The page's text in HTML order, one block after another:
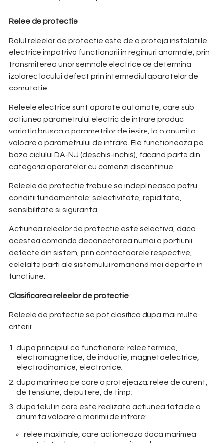
Relee de protectie
Rolul releelor de protectie este de a proteja instalatiile
electrice impotriva functionarii in regimuri anormale, prin
transmiterea unor semnale electrice ce determina
izolarea locului defect prin intermediul aparatelor de
comutatie.
Releele electrice sunt aparate automate, care sub
actiunea parametrului electric de intrare produc
variatia brusca a parametrilor de iesire, la o anumita
valoare a parametrului de intrare. Ele functioneaza pe
baza ciclului DA-NU (deschis-inchis), facand parte din
categoria aparatelor cu comenzi discontinue.
Releele de protectie trebuie sa indeplineasca patru
conditii fundamentale: selectivitate, rapiditate,
sensibilitate si siguranta.
Actiunea releelor de protectie este selectiva, daca
acestea comanda deconectarea numai a portiunii
defecte din sistem, prin contactoarele respective,
celelalte parti ale sistemului ramanand mai departe in
functiune.
Clasificarea releelor de protectie
Releele de protectie se pot clasifica dupa mai multe
criterii:
dupa principiul de functionare: relee termice,
electromagnetice, de inductie, magnetoelectrice,
electrodinamice, electronice;
dupa marimea pe care o protejeaza: relee de curent,
de tensiune, de putere, de timp;
dupa felul in care este realizata actiunea fata de o
anumita valoare a marimii de intrare:
relee maximale, care actioneaza daca marimea